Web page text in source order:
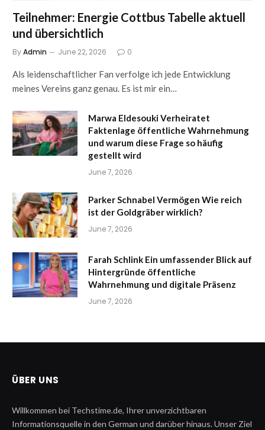
Teilnehmer: Energie Cottbus Tabelle aktuell
und übersichtlich
ByAdmin June 22, 2026 0
Als leidenschaftlicher Fan verfolge ich jede Entwicklung
meines Vereins ganz genau. Es ist mir ein…
Marwa Eldesouki Verheiratet
Faktenlage öffentliche Wahrnehmung
und warum diese Frage so häufig
gestellt wird
June 7, 2026
Parker Schnabel Vermögen Wie reich
ist der Goldgräber wirklich?
June 7, 2026
Farah Schlink Ein umfassender Blick auf
Hintergründe öffentliche
Wahrnehmung und digitale Präsenz
June 7, 2026
ÜBER UNS
Willkommen bei Techstime.de, Ihrer unverzichtbaren
Informationsquelle in den German und darüber hinaus. Unser Ziel